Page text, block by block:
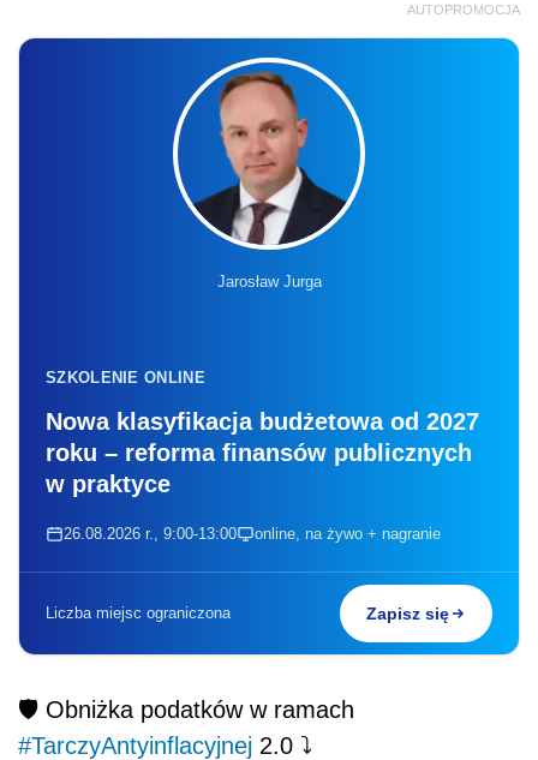
AUTOPROMOCJA
Jarosław Jurga
SZKOLENIE ONLINE
Nowa klasyfikacja budżetowa od 2027
roku – reforma finansów publicznych
w praktyce
26.08.2026 r., 9:00-13:00 online, na żywo + nagranie
Liczba miejsc ograniczona Zapisz się
🛡️ Obniżka podatków w ramach
#TarczyAntyinflacyjnej 2.0 ⤵️